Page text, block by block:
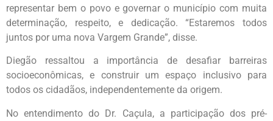
representar bem o povo e governar o município com muita
determinação, respeito, e dedicação. “Estaremos todos
juntos por uma nova Vargem Grande”, disse.
Diegão ressaltou a importância de desafiar barreiras
socioeconômicas, e construir um espaço inclusivo para
todos os cidadãos, independentemente da origem.
No entendimento do Dr. Caçula, a participação dos pré-